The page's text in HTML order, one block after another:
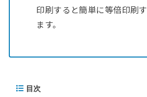
印刷すると簡単に等倍印刷
ます。
目次